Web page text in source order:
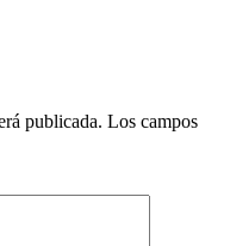
publicada. Los campos